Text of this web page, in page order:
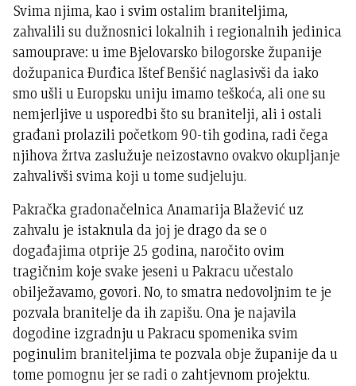
Svima njima, kao i svim ostalim braniteljima,
zahvalili su dužnosnici lokalnih i regionalnih jedinica
samouprave: u ime Bjelovarsko bilogorske županije
dožupanica Đurđica Ištef Benšić naglasivši da iako
smo ušli u Europsku uniju imamo teškoća, ali one su
nemjerljive u usporedbi što su branitelji, ali i ostali
građani prolazili početkom 90-tih godina, radi čega
njihova žrtva zaslužuje neizostavno ovakvo okupljanje
zahvalivši svima koji u tome sudjeluju.
Pakračka gradonačelnica Anamarija Blažević uz
zahvalu je istaknula da joj je drago da se o
događajima otprije 25 godina, naročito ovim
tragičnim koje svake jeseni u Pakracu učestalo
obilježavamo, govori. No, to smatra nedovoljnim te je
pozvala branitelje da ih zapišu. Ona je najavila
dogodine izgradnju u Pakracu spomenika svim
poginulim braniteljima te pozvala obje županije da u
tome pomognu jer se radi o zahtjevnom projektu.